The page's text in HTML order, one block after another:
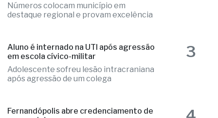
Números colocam município em
destaque regional e provam excelência
Aluno é internado na UTI após agressão
em escola cívico-militar
Adolescente sofreu lesão intracraniana
após agressão de um colega
3
Fernandópolis abre credenciamento de